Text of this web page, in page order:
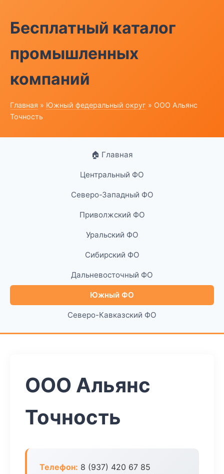
Бесплатный каталог
промышленных
компаний
Главная » Южный федеральный округ » ООО Альянс
Точность
🏠 Главная
Центральный ФО
Северо-Западный ФО
Приволжский ФО
Уральский ФО
Сибирский ФО
Дальневосточный ФО
Южный ФО
Северо-Кавказский ФО
ООО Альянс
Точность
Телефон: 8 (937) 420 67 85